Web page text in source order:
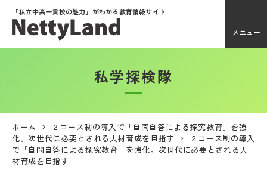
「私立中高一貫校の魅力」がわかる教育情報サイト
メニュー
アカウント登録
メニュー
私学探検隊
ホーム
２コース制の導入で「自問自答による探究教育」を強
化。次世代に必要とされる人材育成を目指す
２コース制の導入
で「自問自答による探究教育」を強化。次世代に必要とされる人
材育成を目指す